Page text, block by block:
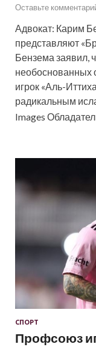
Оставьте
Адвокат: Карим
представляют
Бензема заявил,
необоснованных
игрок «Аль-
радикальным
Images
СПОРТ
Профсоюз